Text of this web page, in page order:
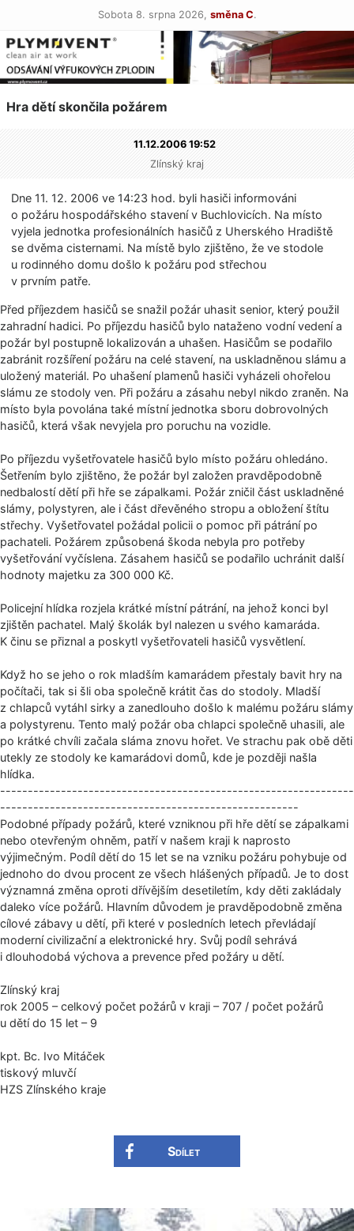
Sobota 8. srpna 2026, směna C.
Hra dětí skončila požárem
11.12.2006 19:52
Zlínský kraj
Dne 11. 12. 2006 ve 14:23 hod. byli hasiči informováni
o požáru hospodářského stavení v Buchlovicích. Na místo
vyjela jednotka profesionálních hasičů z Uherského Hradiště
se dvěma cisternami. Na místě bylo zjištěno, že ve stodole
u rodinného domu došlo k požáru pod střechou
v prvním patře.
Před příjezdem hasičů se snažil požár uhasit senior, který použil
zahradní hadici. Po příjezdu hasičů bylo nataženo vodní vedení a
požár byl postupně lokalizován a uhašen. Hasičům se podařilo
zabránit rozšíření požáru na celé stavení, na uskladněnou slámu a
uložený materiál. Po uhašení plamenů hasiči vyházeli ohořelou
slámu ze stodoly ven. Při požáru a zásahu nebyl nikdo zraněn. Na
místo byla povolána také místní jednotka sboru dobrovolných
hasičů, která však nevyjela pro poruchu na vozidle.
Po příjezdu vyšetřovatele hasičů bylo místo požáru ohledáno.
Šetřením bylo zjištěno, že požár byl založen pravděpodobně
nedbalostí dětí při hře se zápalkami. Požár zničil část uskladněné
slámy, polystyren, ale i část dřevěného stropu a obložení štítu
střechy. Vyšetřovatel požádal policii o pomoc při pátrání po
pachateli. Požárem způsobená škoda nebyla pro potřeby
vyšetřování vyčíslena. Zásahem hasičů se podařilo uchránit další
hodnoty majetku za 300 000 Kč.
Policejní hlídka rozjela krátké místní pátrání, na jehož konci byl
zjištěn pachatel. Malý školák byl nalezen u svého kamaráda.
K činu se přiznal a poskytl vyšetřovateli hasičů vysvětlení.
Když ho se jeho o rok mladším kamarádem přestaly bavit hry na
počítači, tak si šli oba společně krátit čas do stodoly. Mladší
z chlapců vytáhl sirky a zanedlouho došlo k malému požáru slámy
a polystyrenu. Tento malý požár oba chlapci společně uhasili, ale
po krátké chvíli začala sláma znovu hořet. Ve strachu pak obě děti
utekly ze stodoly ke kamarádovi domů, kde je později našla
hlídka.
----------------------------------------------------------------
------------------------------------------------------
Podobné případy požárů, které vzniknou při hře dětí se zápalkami
nebo otevřeným ohněm, patří v našem kraji k naprosto
výjimečným. Podíl dětí do 15 let se na vzniku požáru pohybuje od
jednoho do dvou procent ze všech hlášených případů. Je to dost
významná změna oproti dřívějším desetiletím, kdy děti zakládaly
daleko více požárů. Hlavním důvodem je pravděpodobně změna
cílové zábavy u dětí, při které v posledních letech převládají
moderní civilizační a elektronické hry. Svůj podíl sehrává
i dlouhodobá výchova a prevence před požáry u dětí.
Zlínský kraj
rok 2005 – celkový počet požárů v kraji – 707 / počet požárů
u dětí do 15 let – 9
kpt. Bc. Ivo Mitáček
tiskový mluvčí
HZS Zlínského kraje
Sdílet